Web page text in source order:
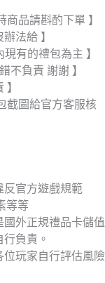
品請斟酌下單 】
法給 】
有的禮包為主 】
不負責 謝謝 】
截圖給官方客服核
反官方遊戲規範
等等
外正規禮品卡儲值
負責。
玩家自行評估風險